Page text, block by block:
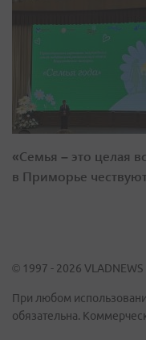
«Семья – это целая
в Приморье
© 1997 - 2026 VLADNEWS
При любом
обязательна.